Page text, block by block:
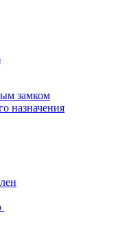
замком
назначения